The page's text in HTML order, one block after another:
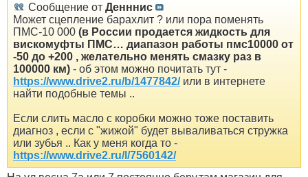
Сообщение от Денннис
Может сцепление барахлит ? или пора поменять
ПМС-10 000 (в России продается жидкость для
вискомуфты ПМС… диапазон работы пмс10000 от
-50 до +200 , желательно менять смазку раз в
100000 км) - об этом можно почитать тут -
https://www.drive2.ru/b/1477842/или в интернете
найти подобные темы ..
Если слить масло с коробки можно тоже поставить
диагноз , если с "жижой" будет вываливаться стружка
или зубья .. Как у меня когда то -
https://www.drive2.ru/l/7560142/